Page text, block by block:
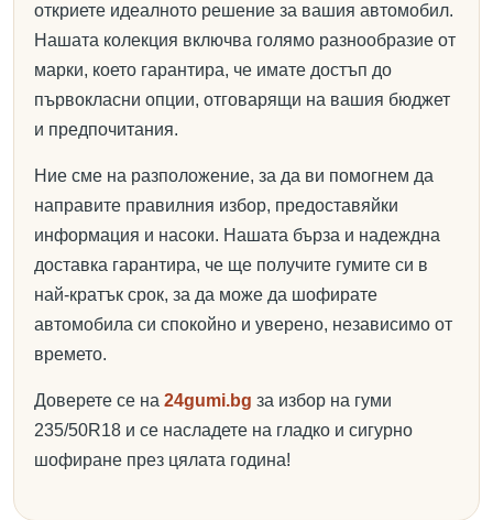
откриете идеалното решение за вашия автомобил.
Нашата колекция включва голямо разнообразие от
марки, което гарантира, че имате достъп до
първокласни опции, отговарящи на вашия бюджет
и предпочитания.
Ние сме на разположение, за да ви помогнем да
направите правилния избор, предоставяйки
информация и насоки. Нашата бърза и надеждна
доставка гарантира, че ще получите гумите си в
най-кратък срок, за да може да шофирате
автомобила си спокойно и уверено, независимо от
времето.
Доверете се на 24gumi.bg за избор на гуми
235/50R18 и се насладете на гладко и сигурно
шофиране през цялата година!